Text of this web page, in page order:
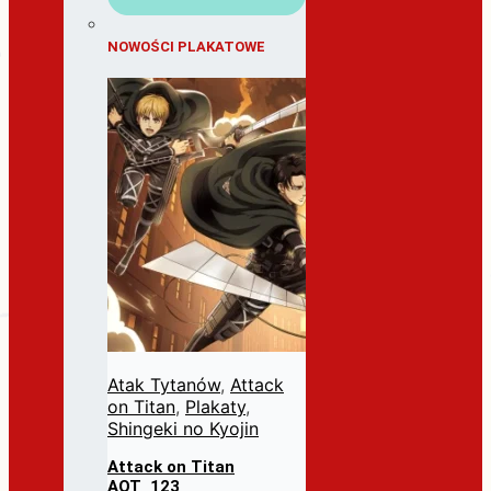
NOWOŚCI PLAKATOWE
Atak Tytanów, Attack
on Titan, Plakaty,
Shingeki no Kyojin
Attack on Titan
AOT_123